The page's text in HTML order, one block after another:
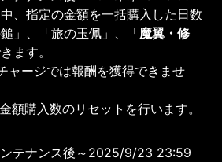
、指定の金額を一括購入した日数
」、「旅の玉佩」、「魔翼・修
ます。
ャージでは報酬を獲得できませ
額購入数のリセットを行います。
テナンス後～2025/9/23 23:59